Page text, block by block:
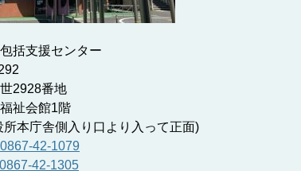
括支援センター
2928番地
祉会館1階
本庁舎側入り口より入って正面)
0867-42-1079
0867-42-1305